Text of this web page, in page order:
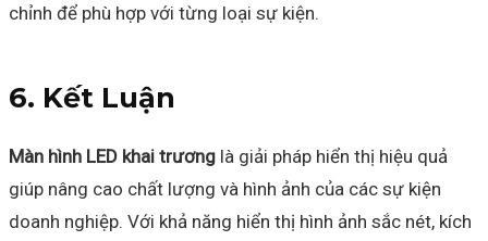
chỉnh để phù hợp với từng loại sự kiện.
6. Kết Luận
Màn hình LED khai trương là giải pháp hiển thị hiệu quả
giúp nâng cao chất lượng và hình ảnh của các sự kiện
doanh nghiệp. Với khả năng hiển thị hình ảnh sắc nét, kích